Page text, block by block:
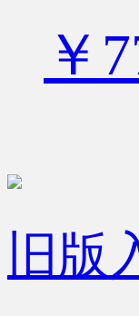
￥
旧版